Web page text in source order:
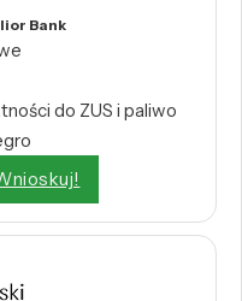
Bank
do ZUS i paliwo